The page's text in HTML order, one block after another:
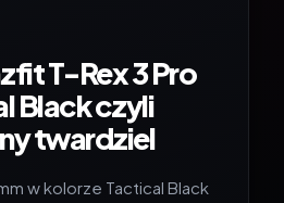
T-Rex 3 Pro
Black czyli
twardziel
w kolorze Tactical Black